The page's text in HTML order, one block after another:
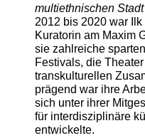
multiethnischen Stadt
2012 bis 2020 war
Kuratorin am Maxim
sie zahlreiche
Festivals, die
transkulturellen
prägend war ihre
sich unter ihrer
für interdisziplinäre
entwickelte.